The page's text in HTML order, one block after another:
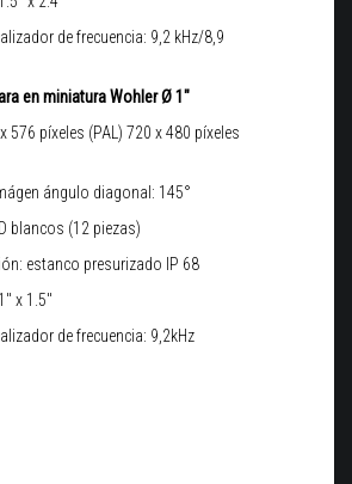
de frecuencia: 9,2 kHz/8,9
en miniatura Wohler Ø 1"
576 píxeles (PAL) 720 x 480 píxeles
ángulo diagonal: 145°
blancos (12 piezas)
estanco presurizado IP 68
x 1.5"
de frecuencia: 9,2kHz